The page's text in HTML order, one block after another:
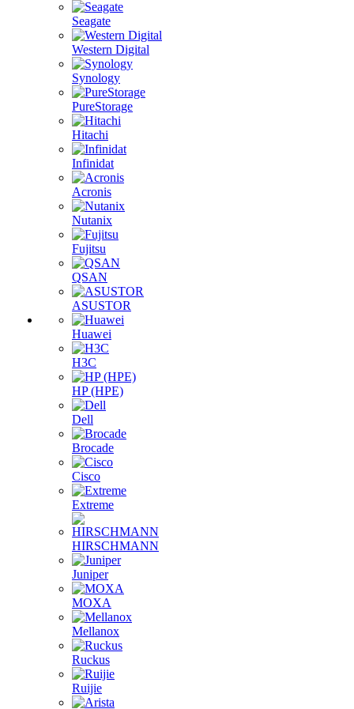
Seagate
Western Digital
Synology
PureStorage
Hitachi
Infinidat
Acronis
Nutanix
Fujitsu
QSAN
ASUSTOR
Huawei
H3C
HP (HPE)
Dell
Brocade
Cisco
Extreme
HIRSCHMANN
Juniper
MOXA
Mellanox
Ruckus
Ruijie